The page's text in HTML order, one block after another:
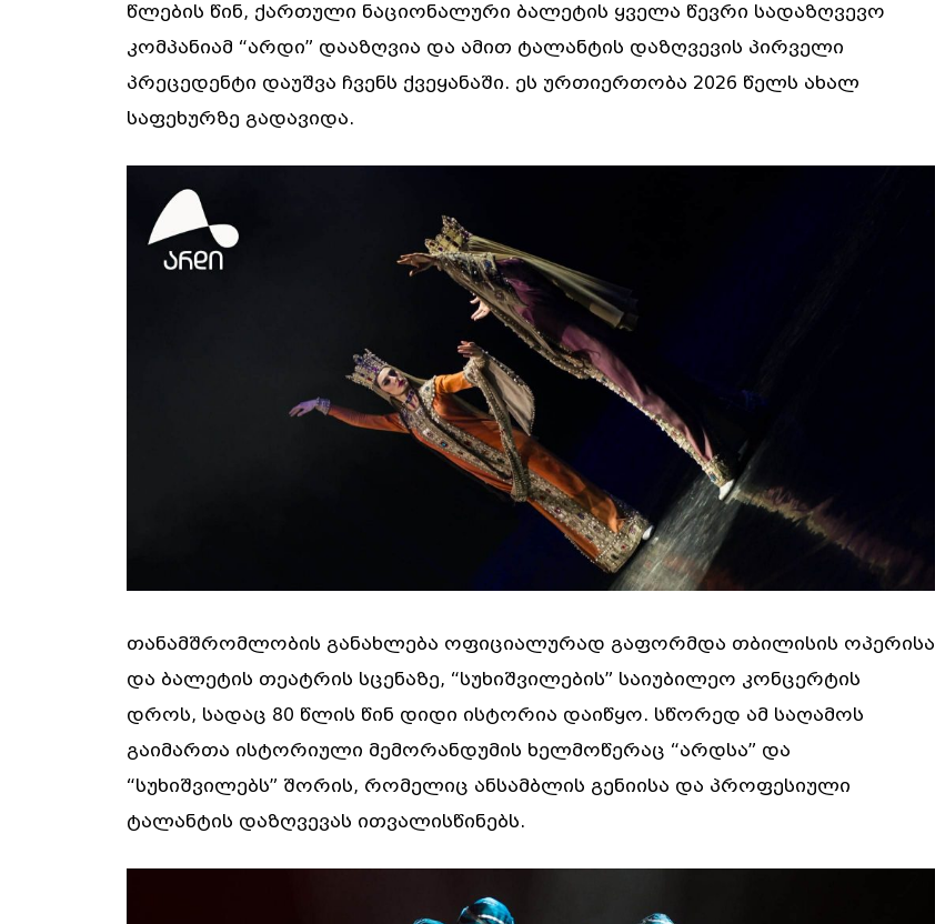
წლების წინ, ქართული ნაციონალური ბალეტის ყველა წევრი სადაზღვევო
კომპანიამ “არდი” დააზღვია და ამით ტალანტის დაზღვევის პირველი
პრეცედენტი დაუშვა ჩვენს ქვეყანაში. ეს ურთიერთობა 2026 წელს ახალ
საფეხურზე გადავიდა.
თანამშრომლობის განახლება ოფიციალურად გაფორმდა თბილისის ოპერისა
და ბალეტის თეატრის სცენაზე, “სუხიშვილების” საიუბილეო კონცერტის
დროს, სადაც 80 წლის წინ დიდი ისტორია დაიწყო. სწორედ ამ საღამოს
გაიმართა ისტორიული მემორანდუმის ხელმოწერაც “არდსა” და
“სუხიშვილებს” შორის, რომელიც ანსამბლის გენიისა და პროფესიული
ტალანტის დაზღვევას ითვალისწინებს.